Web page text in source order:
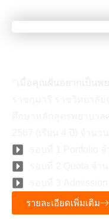
รายละเอียดเพิ่มเติม